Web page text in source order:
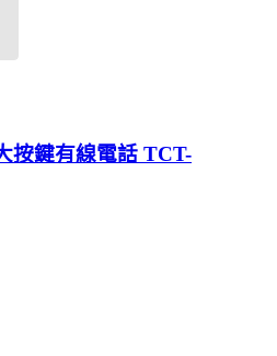
按鍵有線電話 TCT-